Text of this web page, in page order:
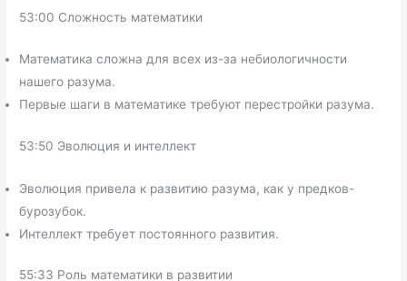
53:00 Сложность математики
Математика сложна для всех из-за небиологичности
нашего разума.
Первые шаги в математике требуют перестройки разума.
53:50 Эволюция и интеллект
Эволюция привела к развитию разума, как у предков-
бурозубок.
Интеллект требует постоянного развития.
55:33 Роль математики в развитии